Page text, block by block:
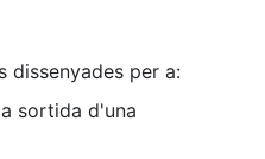
dissenyades per a:
sortida d'una